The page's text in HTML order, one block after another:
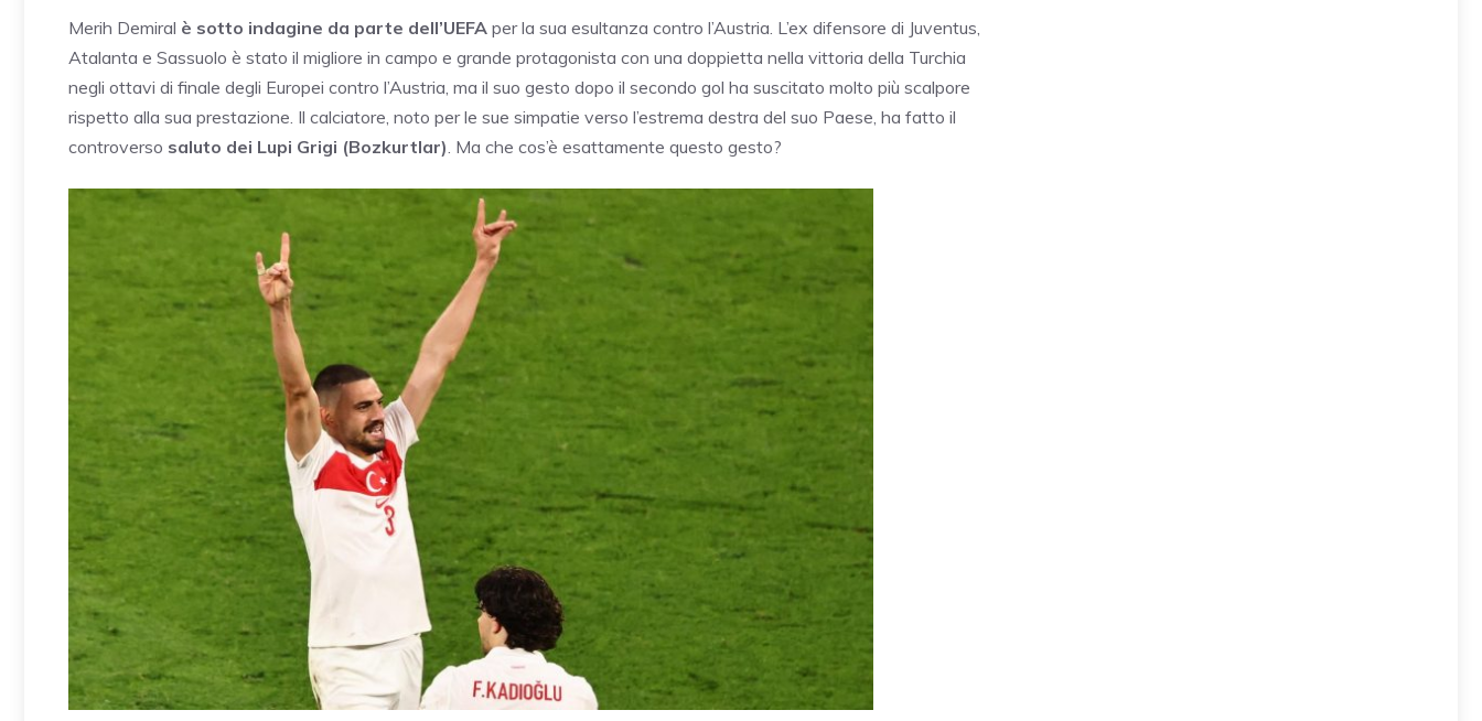
Merih Demiral è sotto indagine da parte dell’UEFA per la sua esultanza contro l’Austria. L’ex difensore di Juventus,
Atalanta e Sassuolo è stato il migliore in campo e grande protagonista con una doppietta nella vittoria della Turchia
negli ottavi di finale degli Europei contro l’Austria, ma il suo gesto dopo il secondo gol ha suscitato molto più scalpore
rispetto alla sua prestazione. Il calciatore, noto per le sue simpatie verso l’estrema destra del suo Paese, ha fatto il
controverso saluto dei Lupi Grigi (Bozkurtlar) . Ma che cos’è esattamente questo gesto?